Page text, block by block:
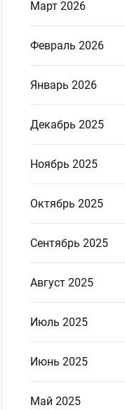
Март 2026
Февраль 2026
Январь 2026
Декабрь 2025
Ноябрь 2025
Октябрь 2025
Сентябрь 2025
Август 2025
Июль 2025
Июнь 2025
Май 2025